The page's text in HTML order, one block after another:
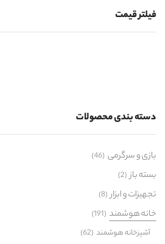
فیلتر قیمت
دسته بندی محصولات
بازی و سرگرمی (46)
بسته باز (2)
تجهیزات و ابزار (8)
خانه هوشمند (191)
آشپزخانه هوشمند (62)